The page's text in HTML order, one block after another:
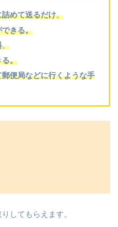
めて送るだけ。
できる。
。
る。
便局などに行くような手
してもらえます。